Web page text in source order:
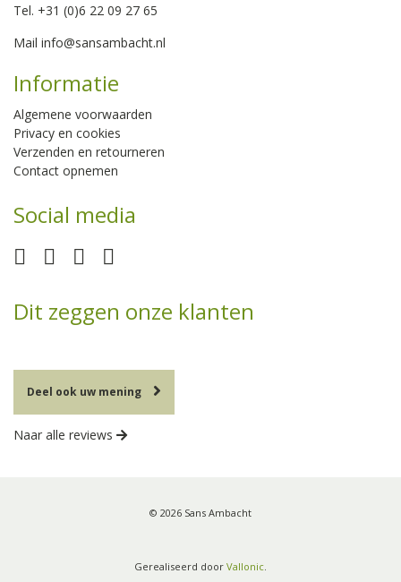
Tel. +31 (0)6 22 09 27 65
Mail info@sansambacht.nl
Informatie
Algemene voorwaarden
Privacy en cookies
Verzenden en retourneren
Contact opnemen
Social media
Dit zeggen onze klanten
Deel ook uw mening
Naar alle reviews
© 2026 Sans Ambacht
Gerealiseerd door Vallonic